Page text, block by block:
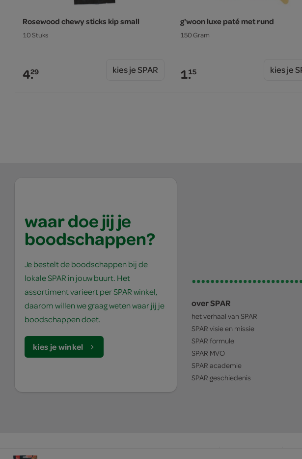
Rosewood chewy sticks kip small
10 Stuks
4.29 kies je SPAR
g'woon luxe paté met rund
150 Gram
1.15 kies je
waar doe jij je
boodschappen?
Je bestelt de boodschappen bij de
lokale SPAR in jouw buurt. Het
assortiment varieert per SPAR winkel,
daarom willen we graag weten waar jij je
boodschappen doet.
kies je winkel
over SPAR
het verhaal van SPAR
SPAR visie en missie
SPAR formule
SPAR MVO
SPAR academie
SPAR geschiedenis